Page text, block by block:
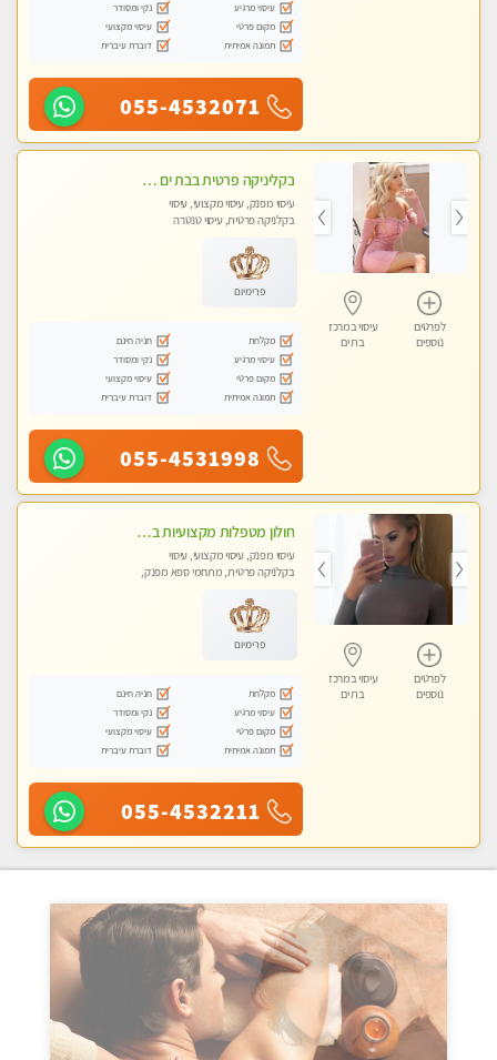
עיסוי מרגיע
נקי ומסודר
מקום פרטי
עיסוי מקצועי
תמונה אמיתית
דוברת עיברית
055-4532071
לפרטים
נוספים
עיסוי במרכז
בת ים
בקליניקה פרטית בבת ים עיסוי לחידוש אנרגיות עיסוי מקצועי מומלץ מאוד ללא מין !!
עיסוי מפנק, עיסוי מקצועי, עיסוי
בקלניקה פרטית, עיסוי טנטרה
פרימיום
מקלחת
חניה חינם
עיסוי מרגיע
נקי ומסודר
מקום פרטי
עיסוי מקצועי
תמונה אמיתית
דוברת עיברית
055-4531998
לפרטים
נוספים
עיסוי במרכז
בת ים
חולון מטפלות מקצועיות ברמה גבוהה מומלץ מאוד !!! . . highly recommended..new in the city -אין פרטים נוספים במקום -ללא מין !!
עיסוי מפנק, עיסוי מקצועי, עיסוי
בקלניקה פרטית, מתחמי ספא מפנק,
פרימיום
מקלחת
חניה חינם
עיסוי מרגיע
נקי ומסודר
מקום פרטי
עיסוי מקצועי
תמונה אמיתית
דוברת עיברית
055-4532211